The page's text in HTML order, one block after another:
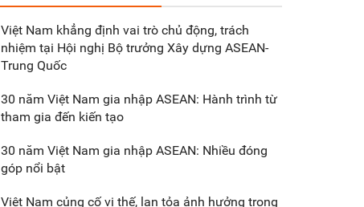
nước 9 tháng đầu năm
2025 đạt trên 70.600 tỷ
các doanh nghiệp,
Việt Nam khẳng định vai trò chủ động, trách
nhiệm tại Hội nghị Bộ trưởng Xây dựng ASEAN-
Trung Quốc
30 năm Việt Nam gia nhập ASEAN: Hành trình từ
tham gia đến kiến tạo
30 năm Việt Nam gia nhập ASEAN: Nhiều đóng
góp nổi bật
Việt Nam củng cố vị thế, lan tỏa ảnh hưởng trong